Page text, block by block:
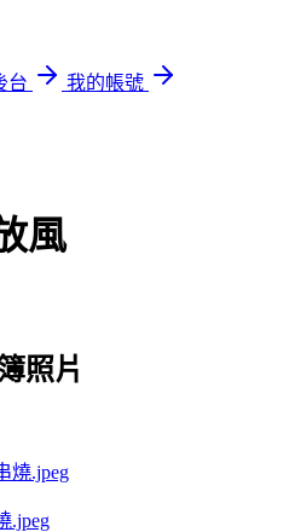
台
我的帳號
風
照片
.jpeg